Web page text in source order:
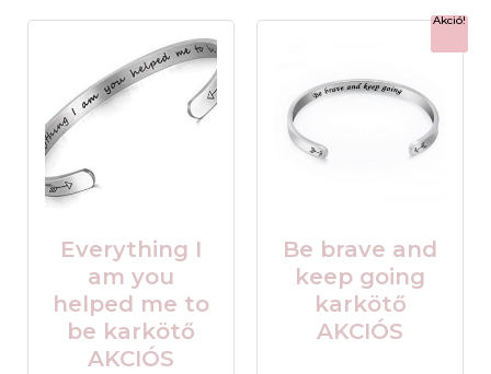
Everything I
am you
helped me to
be karkötő
AKCIÓS
Akció!
Be brave and
keep going
karkötő
AKCIÓS